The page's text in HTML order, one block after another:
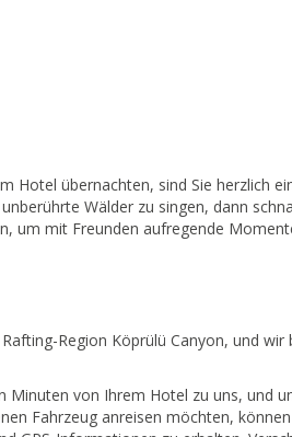
Hotel übernachten, sind Sie herzlich
Wälder zu singen, dann
um mit Freunden aufregende
Rafting-Region Köprülü Canyon, und
Minuten von Ihrem Hotel zu uns, und
Fahrzeug anreisen möchten,